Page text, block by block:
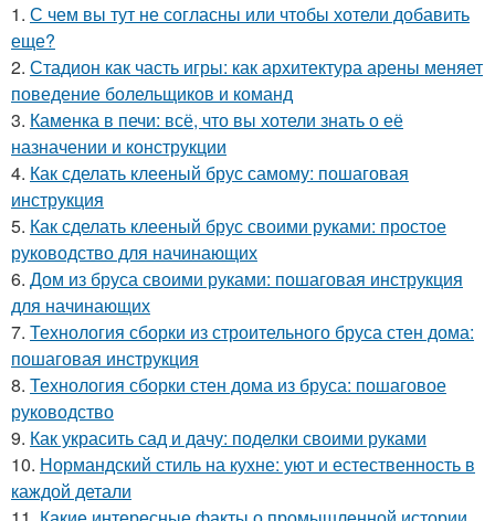
1. С чем вы тут не согласны или чтобы хотели добавить
еще?
2. Стадион как часть игры: как архитектура арены меняет
поведение болельщиков и команд
3. Каменка в печи: всё, что вы хотели знать о её
назначении и конструкции
4. Как сделать клееный брус самому: пошаговая
инструкция
5. Как сделать клееный брус своими руками: простое
руководство для начинающих
6. Дом из бруса своими руками: пошаговая инструкция
для начинающих
7. Технология сборки из строительного бруса стен дома:
пошаговая инструкция
8. Технология сборки стен дома из бруса: пошаговое
руководство
9. Как украсить сад и дачу: поделки своими руками
10. Нормандский стиль на кухне: уют и естественность в
каждой детали